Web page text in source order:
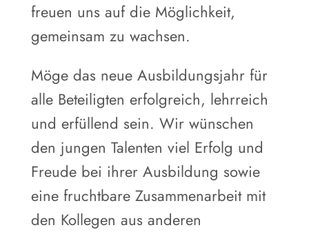
freuen uns auf die Möglichkeit,
gemeinsam zu wachsen.
Möge das neue Ausbildungsjahr für
alle Beteiligten erfolgreich, lehrreich
und erfüllend sein. Wir wünschen
den jungen Talenten viel Erfolg und
Freude bei ihrer Ausbildung sowie
eine fruchtbare Zusammenarbeit mit
den Kollegen aus anderen